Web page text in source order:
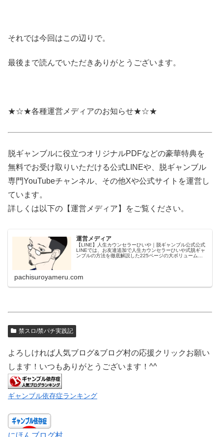
それでは今回はこの辺りで。
最後まで読んでいただきありがとうございます。
★☆★各種運営メディアのお知らせ★☆★
脱ギャンブルに役立つオリジナルPDFなどの豪華特典を
無料でお受け取りいただける公式LINEや、脱ギャンブル
専門YouTubeチャンネル、その他Xや公式サイトを運営し
ています。
詳しくは以下の【運営メディア】をご覧ください。
運営メディア
【LINE】人生カウンセラーひいや｜脱ギャンブル公式公式
LINEでは、お友達追加で人生カウンセラーひいや式脱ギャ
ンブルの方法を徹底解説した225ページの大ボリューム
pachisuroyameru.com
禁スロ/禁パチ実践記
よろしければ人気ブログ&ブログ村の応援クリックお願い
します！いつもありがとうございます！^^
ギャンブル依存症ランキング